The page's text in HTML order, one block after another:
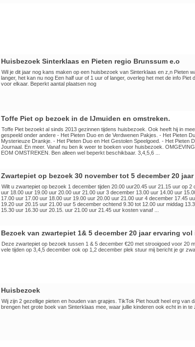
Huisbezoek Sinterklaas en Pieten regio Brunssum e.o
Wil je dit jaar nog kans maken op een huisbezoek van Sinterklaas en z,n Pieten
langer, het kan nu nog Een half uur of 1 uur of langer, overleg het met de info Piet
voor elkaar. Beperkt aantal plaatsen nog
Toffe Piet op bezoek in de IJmuiden en omstreken.
Toffe Piet bezoekt al sinds 2013 gezinnen tijdens huisbezoek. Ook heeft hij in
gespeeld onder andere - Het Pieten Duo en de Verdwenen Pakjes. - Het Pieten
Mysterieuze Drankje. - Het Pieten Duo en Het Gestolen Speelgoed. - Het Pieten
Journaal. En meer. Vanaf nu ben ik weer te boeken voor huisbezoek.
EOM OMSTREKEN. Ben alleen wel beperkt beschikbaar. 3,4,5,6 ...
Zwartepiet op bezoek 30 november tot 5 december 20
Wilt u zwartepiet op bezoek 1 december tijden 20.00 uur20.45 uur 21.15 uur op 2
uur 18.00 uur 19.00 uur 20.00 uur 21.00 uur 3 december 13.00 uur 14.00 uur
17.00 uur 17.00 uur 18.00 uur 19.00 uur 20.00 uur 21.00 uur 4 december 17.45
19.20 uur 20.15 uur 21.00 uur 5 december ochtend 9.30 tot 12.00 uur middag
15.30 uur 16.30 uur 20.15. uur 21.00 uur 21.45 uur kosten vanaf ...
Bezoek van zwartepiet 1& 5 december 20 jaar ervaring vol
Deze zwartepiet op bezoek tussen 1 & 5 december €20 met strooigoed voor 20
vele tijden op 3,4,5 december ook op 1,2 december plek stuur mij bericht je gr
Huisbezoek
Wij zijn 2 gezellige pieten en houden van grapjes. TikTok Piet houdt heel erg van
brengen het grote boek van Sinterklaas mee, waar jullie kinderen ook echt in in te